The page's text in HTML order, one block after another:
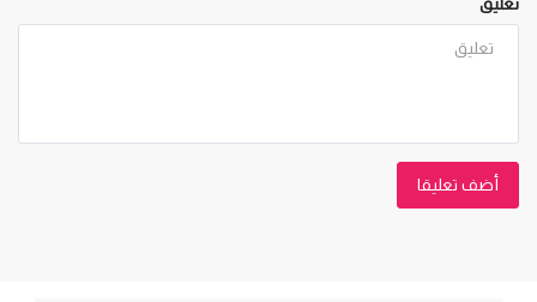
أضف تعليقا